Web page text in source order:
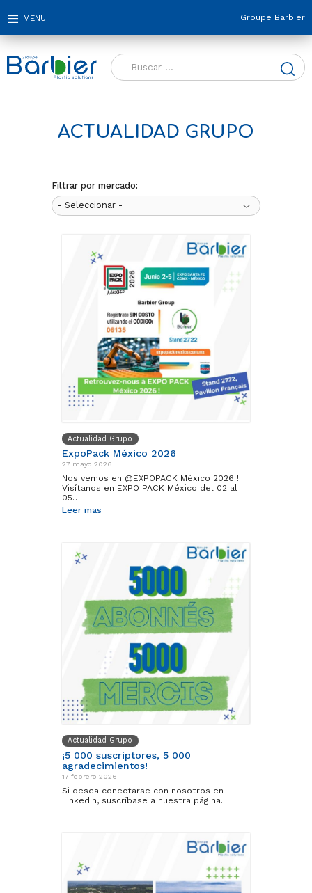
Groupe Barbier
Buscar:
ACTUALIDAD GRUPO
Filtrar por mercado:
Actualidad Grupo
ExpoPack México 2026
27 mayo 2026
Nos vemos en @EXPOPACK México 2026 !
Visítanos en EXPO PACK México del 02 al
05…
Leer mas
Actualidad Grupo
¡5 000 suscriptores, 5 000
agradecimientos!
17 febrero 2026
Si desea conectarse con nosotros en
LinkedIn, suscríbase a nuestra página.